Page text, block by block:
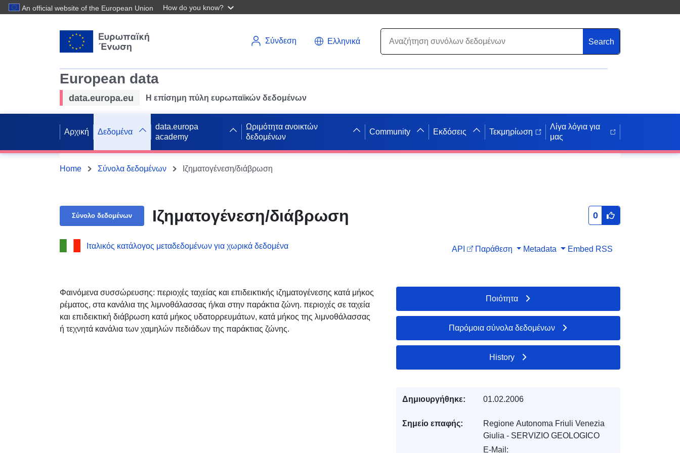
An official website of the European Union How do you know?
Σύνδεση Ελληνικά Search
European data
data.europa.eu Η επίσημη πύλη ευρωπαϊκών δεδομένων
Αρχική Δεδομένα
data.europa
academy
Ωριμότητα ανοικτών
δεδομένων
Community Εκδόσεις Τεκμηρίωση
Λίγα λόγια για
μας
Home Σύνολα δεδομένων Ιζηματογένεση/διάβρωση
Σύνολο δεδομένων Ιζηματογένεση/διάβρωση 0
Ιταλικός κατάλογος μεταδεδομένων για χωρικά δεδομένα API Παράθεση Metadata Embed RSS
Φαινόμενα συσσώρευσης: περιοχές ταχείας και επιδεικτικής ιζηματογένεσης κατά μήκος
ρέματος, στα κανάλια της λιμνοθάλασσας ή/και στην παράκτια ζώνη. περιοχές σε ταχεία
και επιδεικτική διάβρωση κατά μήκος υδατορρευμάτων, κατά μήκος της λιμνοθάλασσας
ή τεχνητά κανάλια των χαμηλών πεδιάδων της παράκτιας ζώνης.
Ποιότητα
Παρόμοια σύνολα δεδομένων
History
Δημιουργήθηκε: 01.02.2006
Σημείο επαφής:
Regione Autonoma Friuli Venezia
Giulia - SERVIZIO GEOLOGICO
E-Mail: